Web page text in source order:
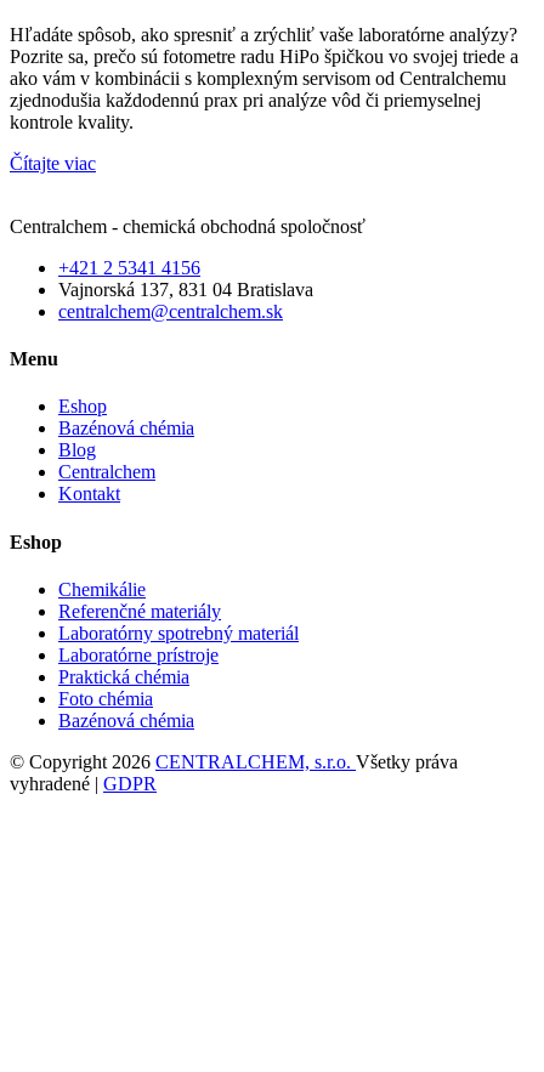
Hľadáte spôsob, ako spresniť a zrýchliť vaše laboratórne analýzy?
Pozrite sa, prečo sú fotometre radu HiPo špičkou vo svojej triede a
ako vám v kombinácii s komplexným servisom od Centralchemu
zjednodušia každodennú prax pri analýze vôd či priemyselnej
kontrole kvality.
Čítajte viac
Centralchem - chemická obchodná spoločnosť
+421 2 5341 4156
Vajnorská 137, 831 04 Bratislava
centralchem@centralchem.sk
Menu
Eshop
Bazénová chémia
Blog
Centralchem
Kontakt
Eshop
Chemikálie
Referenčné materiály
Laboratórny spotrebný materiál
Laboratórne prístroje
Praktická chémia
Foto chémia
Bazénová chémia
© Copyright 2026 CENTRALCHEM, s.r.o. Všetky práva
vyhradené | GDPR